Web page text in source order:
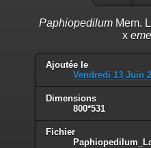
PaphiopedilumMem.
x
Ajoutée le
Vendredi 13 Juin
Dimensions
800*531
Fichier